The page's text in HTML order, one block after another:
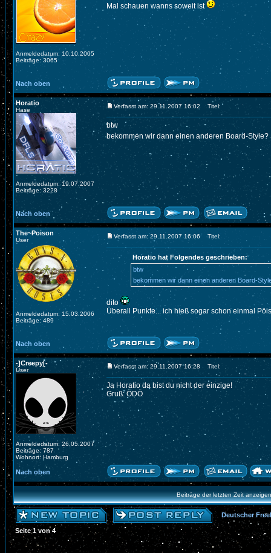
Anmeldedatum: 10.10.2005
Beiträge: 3065
Mal schauen wanns soweit ist
Nach oben
Horatio
Hase
Anmeldedatum: 19.07.2007
Beiträge: 3228
Verfasst am: 29.11.2007 16:02 Titel:
btw
bekommen wir dann einen anderen Board-
Nach oben
The~Poison
User
Anmeldedatum: 15.03.2006
Beiträge: 489
Verfasst am: 29.11.2007 16:06 Titel:
Horatio hat Folgendes geschrieben:
btw
bekommen wir dann einen anderen Board-
dito
Überall Punkte... ich hieß sogar schon einmal
Nach oben
-]Creepy[-
User
Anmeldedatum: 26.05.2007
Beiträge: 787
Wohnort: Hamburg
Verfasst am: 29.11.2007 16:28 Titel:
Ja Horatio da bist du nicht der einzige!
Gruß: ÖDÖ
Nach oben
Beiträge der letzten Zeit
Deutscher
Seite1von4